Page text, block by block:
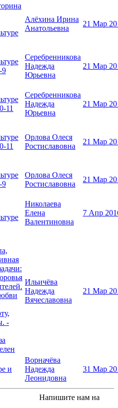
Алёхина Ирина
Анатольевна
21 Мар
9
Серебренникова
Надежда
Юрьевна
21 Мар
11
Серебренникова
Надежда
Юрьевна
21 Мар
11
Орлова Олеся
Ростиславовна
21 Мар
9
Орлова Олеся
Ростиславовна
21 Мар
Николаева
Елена
Валентиновна
7 Апр
-
Ильичёва
Надежда
Вячеславовна
21 Мар
и
Ворначёва
Надежда
Леонидовна
31 Мар
Напишите нам на